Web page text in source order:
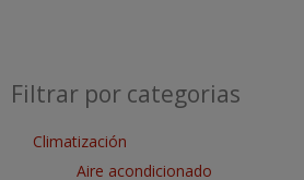
Filtrar por categorias
Climatización
Aire acondicionado